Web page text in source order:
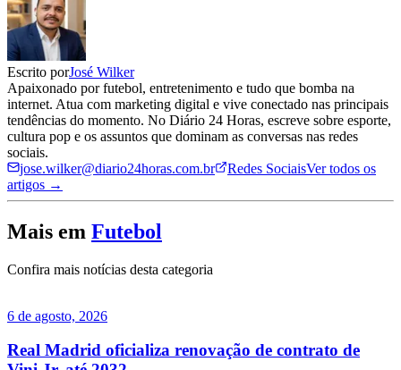
Escrito porJosé Wilker
Apaixonado por futebol, entretenimento e tudo que bomba na
internet. Atua com marketing digital e vive conectado nas principais
tendências do momento. No Diário 24 Horas, escreve sobre esporte,
cultura pop e os assuntos que dominam as conversas nas redes
sociais.
jose.wilker@diario24horas.com.br
Redes SociaisVer todos os
artigos →
Mais em Futebol
Confira mais notícias desta categoria
6 de agosto, 2026
Real Madrid oficializa renovação de contrato de